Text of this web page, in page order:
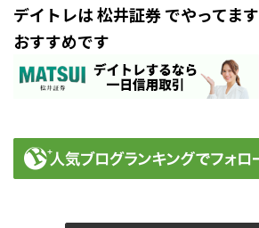
デイトレは 松井証券 でやってます
おすすめです